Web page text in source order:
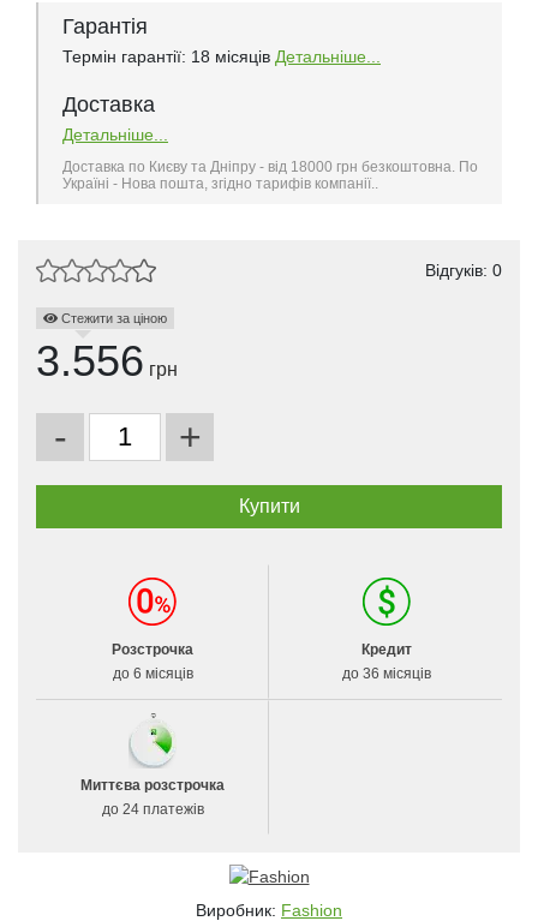
Гарантія
Термін гарантії: 18 місяців Детальніше...
Доставка
Детальніше...
Доставка по Києву та Дніпру - від 18000 грн безкоштовна. По
Україні - Нова пошта, згідно тарифів компанії..
Відгуків: 0
Стежити за ціною
3.556 грн
- +
Розстрочка
до 6 місяців
Кредит
до 36 місяців
Миттєва розстрочка
до 24 платежів
Виробник: Fashion